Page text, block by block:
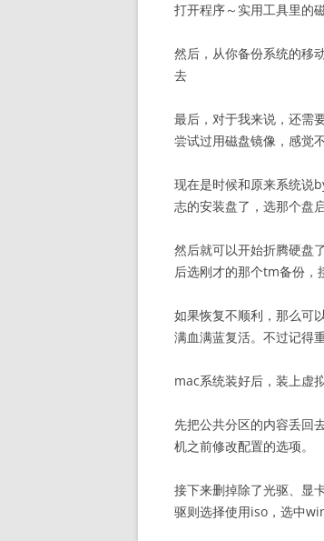
打开程序～实用工具里的
然后，从你备份系统的移
去
最后，对于我来说，还需
尝试过用磁盘镜像，感觉
现在是时候和原来系统说
志的安装盘了，选那个盘
然后就可以开始折腾硬盘
后选刚才的那个tm备份，
如果恢复不顺利，那么可
满血满蓝复活。不过记得
mac系统装好后，装上虚
先把公共分区的内容丢回
机之前修改配置的选项。
接下来删掉除了光驱、显
驱则选择使用iso，选中